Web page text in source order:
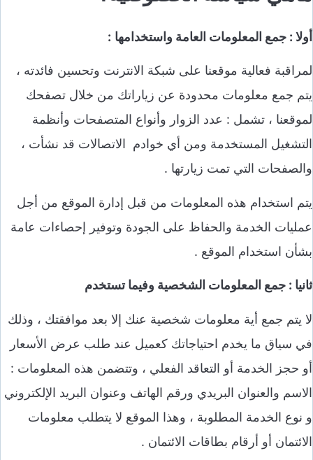
أولا : جمع المعلومات العامة واستخدامها :
لمراقبة فعالية موقعنا على شبكة الانترنت وتحسين فائدته ،
يتم جمع معلومات محدودة عن زياراتك من خلال تصفحك
لموقعنا ، تشمل : عدد الزوار وأنواع المتصفحات وأنظمة
التشغيل المستخدمة ومن أي خوادم الاتصالات قد نشأت ،
والصفحات التي تمت زيارتها .
يتم استخدام هذه المعلومات من قبل إدارة الموقع من أجل
عمليات الخدمة والحفاظ على الجودة وتوفير إحصاءات عامة
بشأن استخدام الموقع .
ثانيا : جمع المعلومات الشخصية وفيما تستخدم
لا يتم جمع أية معلومات شخصية عنك إلا بعد موافقتك ، وذلك
في سياق ما يخدم احتياجاتك كعميل عند طلب عرض الأسعار
أو حجز الخدمة أو التعاقد الفعلي ، وتتضمن هذه المعلومات :
الاسم والعنوان البريدي ورقم الهاتف وعنوان البريد الإلكتروني
و نوع الخدمة المطلوبة ، وهذا الموقع لا يتطلب معلومات
الائتمان أو أرقام بطاقات الائتمان .